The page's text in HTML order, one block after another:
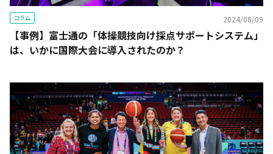
コラム 2024/08/09
【事例】富士通の「体操競技向け採点サポートシステム」
は、いかに国際大会に導入されたのか？